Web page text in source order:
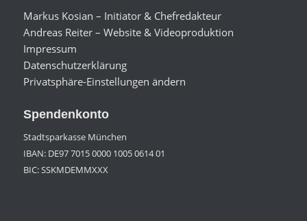
Markus Kosian – Initiator & Chefredakteur
Andreas Reiter – Website & Videoproduktion
Impressum
Datenschutzerklärung
Privatsphäre-Einstellungen ändern
Spendenkonto
Stadtsparkasse München
IBAN: DE97 7015 0000 1005 0614 01
BIC: SSKMDEMMXXX